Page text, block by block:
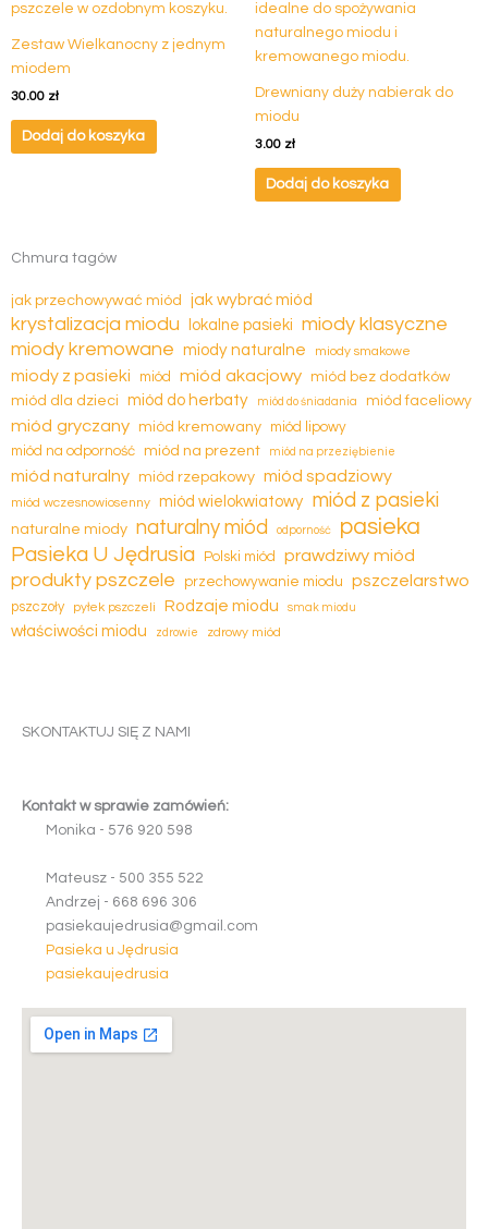
Zestaw Wielkanocny z jednym
miodem
30.00 zł
Dodaj do koszyka
Drewniany duży nabierak do
miodu
3.00 zł
Dodaj do koszyka
Chmura tagów
jak przechowywać miód jak wybrać miód
krystalizacja miodu lokalne pasieki miody klasyczne
miody kremowane miody naturalne miody smakowe
miody z pasieki miód miód akacjowy miód bez dodatków
miód dla dzieci miód do herbaty miód do śniadania miód faceliowy
miód gryczany miód kremowany
miód lipowy
miód na odporność miód na prezent miód na przeziębienie
miód naturalny miód rzepakowy miód spadziowy
miód wczesnowiosenny miód wielokwiatowy miód z pasieki
naturalne miody naturalny miód odporność pasieka
Pasieka U Jędrusia Polski miód prawdziwy miód
produkty pszczele przechowywanie miodu pszczelarstwo
pszczoły pyłek pszczeli Rodzaje miodu smak miodu
właściwości miodu zdrowie zdrowy miód
SKONTAKTUJ SIĘ Z NAMI
Kontakt w sprawie zamówień:
Monika - 576 920 598
Mateusz - 500 355 522
Andrzej - 668 696 306
pasiekaujedrusia@gmail.com
Pasieka u Jędrusia
pasiekaujedrusia